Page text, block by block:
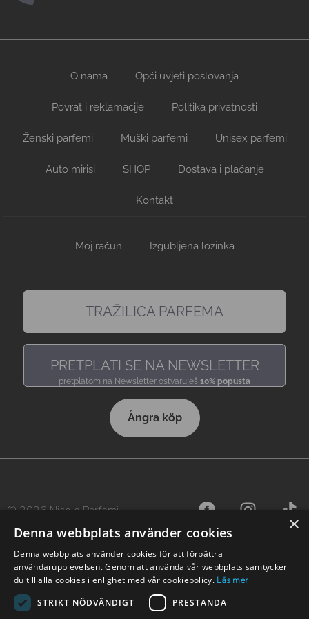
O nama Opći uvjeti poslovanja
Povrat i reklamacije Politika privatnosti
Ženski parfemi Muški parfemi Unisex parfemi
Auto mirisi SHOP Dostava i plaćanje
Kontakt
Moj račun Izgubljena lozinka
TRAŽILICA PARFEMA
PRETPLATI SE NA NEWSLETTER
pretplatom na Newsletter ostvaruješ 10% popusta
Ångra köp
© 2026 Nicole Parfemi
Nicole finns även i andra länder:
×
Denna webbplats använder cookies
Denna webbplats använder cookies för att förbättra
användarupplevelsen. Genom att använda vår webbplats samtycker
du till alla cookies i enlighet med vår cookiepolicy. Läs mer
STRIKT NÖDVÄNDIGT PRESTANDA